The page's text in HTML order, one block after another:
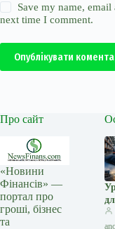
Save my name,
next time I comment.
Опублікувати
Про сайт
«Новини
Фінансів» —
портал про
гроші, бізнес
та